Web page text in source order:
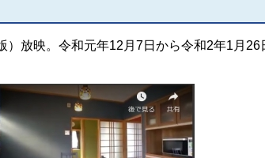
放映。令和元年12月7日から令和2年1月26